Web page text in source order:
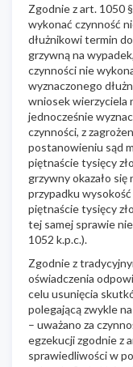
Zgodnie z art. 1050
wykonać czynność
dłużnikowi termin
grzywną na
czynności nie
wyznaczonego
wniosek wierzyciela
jednocześnie
czynności, z
postanowieniu sąd
piętnaście tysięcy
grzywny okazało
przypadku
piętnaście tysięcy
tej samej sprawie
1052 k.p.c.).
Zgodnie z
oświadczenia
celu usunięcia
polegającą zwykle
– uważano za
egzekucji zgodnie z
sprawiedliwości w